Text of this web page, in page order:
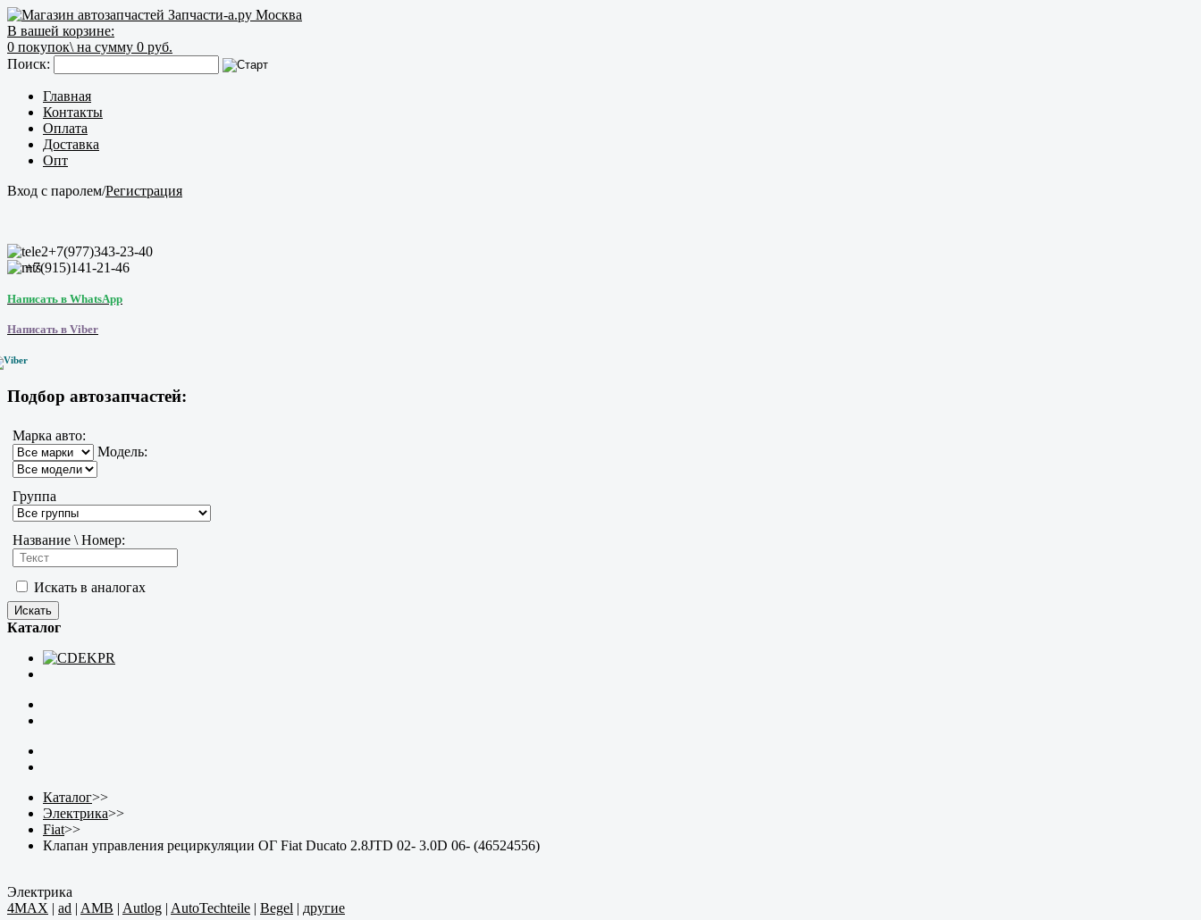
В вашей корзине:
0 покупок\ на сумму 0 руб.
Поиск:
Главная
Контакты
Оплата
Доставка
Опт
Вход с паролем/Регистрация
+7(977)343-23-40
+7(915)141-21-46
Написать в WhatsApp
Написать в Viber
Подбор автозапчастей:
Марка авто:
Модель:
Группа
Название \ Номер:
Искать в аналогах
Каталог
Каталог>>
Электрика>>
Fiat>>
Клапан управления рециркуляции ОГ Fiat Ducato 2.8JTD 02- 3.0D 06- (46524556)
Электрика
4MAX | ad | AMB | Autlog | AutoTechteile | Begel | другие